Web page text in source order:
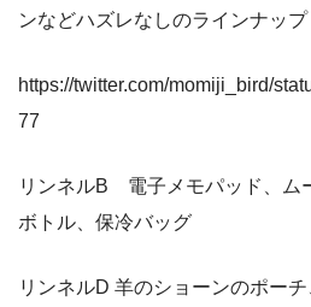
ンなどハズレなしのラインナップ
https://twitter.com/momiji_bird/
77
リンネルB 電子メモパッド、ム
ボトル、保冷バッグ
リンネルD 羊のショーンのポー